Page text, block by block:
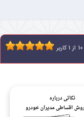
10 از 1 کاربر